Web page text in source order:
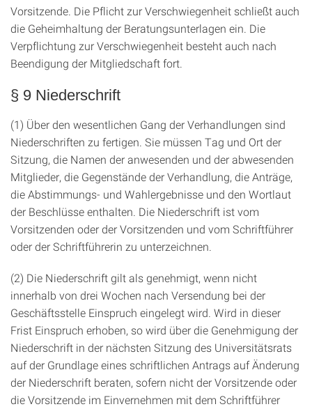
Vorsitzende. Die Pflicht zur Verschwiegenheit schließt auch
die Geheimhaltung der Beratungsunterlagen ein. Die
Verpflichtung zur Verschwiegenheit besteht auch nach
Beendigung der Mitgliedschaft fort.
§ 9 Niederschrift
(1) Über den wesentlichen Gang der Verhandlungen sind
Niederschriften zu fertigen. Sie müssen Tag und Ort der
Sitzung, die Namen der anwesenden und der abwesenden
Mitglieder, die Gegenstände der Verhandlung, die Anträge,
die Abstimmungs- und Wahlergebnisse und den Wortlaut
der Beschlüsse enthalten. Die Niederschrift ist vom
Vorsitzenden oder der Vorsitzenden und vom Schriftführer
oder der Schriftführerin zu unterzeichnen.
(2) Die Niederschrift gilt als genehmigt, wenn nicht
innerhalb von drei Wochen nach Versendung bei der
Geschäftsstelle Einspruch eingelegt wird. Wird in dieser
Frist Einspruch erhoben, so wird über die Genehmigung der
Niederschrift in der nächsten Sitzung des Universitätsrats
auf der Grundlage eines schriftlichen Antrags auf Änderung
der Niederschrift beraten, sofern nicht der Vorsitzende oder
die Vorsitzende im Einvernehmen mit dem Schriftführer